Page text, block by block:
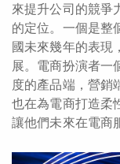
來提升公司的競爭
的定位。一個是整
國未來幾年的表現
展。電商扮演者一
度的產品端，營銷
也在為電商打造柔
讓他們未來在電商